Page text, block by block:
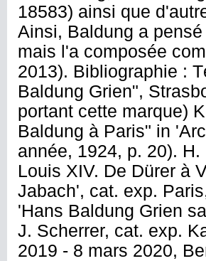
18583) ainsi que
Ainsi, Baldung a
mais l'a composée
2013). Bibliographie :
Baldung Grien",
portant cette marque)
Baldung à Paris" in
année, 1924, p. 20).
Louis XIV. De Dürer à
Jabach', cat. exp.
'Hans Baldung Grien
J. Scherrer, cat. exp.
2019 - 8 mars 2020,